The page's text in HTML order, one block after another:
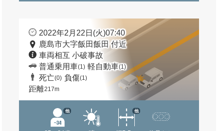
2022年2月22日(火)07:40
鹿島市大字飯田飯田 付近
車両相互 小破事故
普通乗用車(1) 軽自動車(1)
死亡(0) 負傷(1)
距離217m
他 他